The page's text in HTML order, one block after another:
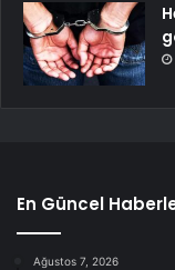
En Güncel
Ağustos 7, 2026